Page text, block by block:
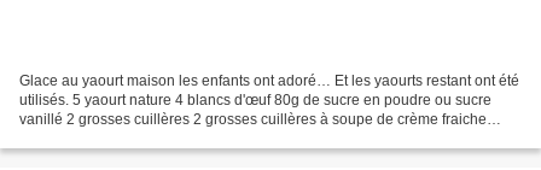
Glace au yaourt maison les enfants ont adoré… Et les yaourts restant ont été
utilisés. 5 yaourt nature 4 blancs d'œuf 80g de sucre en poudre ou sucre
vanillé 2 grosses cuillères 2 grosses cuillères à soupe de crème fraiche